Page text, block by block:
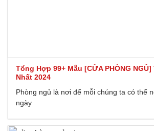
Tổng Hợp 99+ Mẫu [CỬA PHÒNG
Nhất 2024
Phòng ngủ là nơi để mỗi chúng ta có thể
ngày